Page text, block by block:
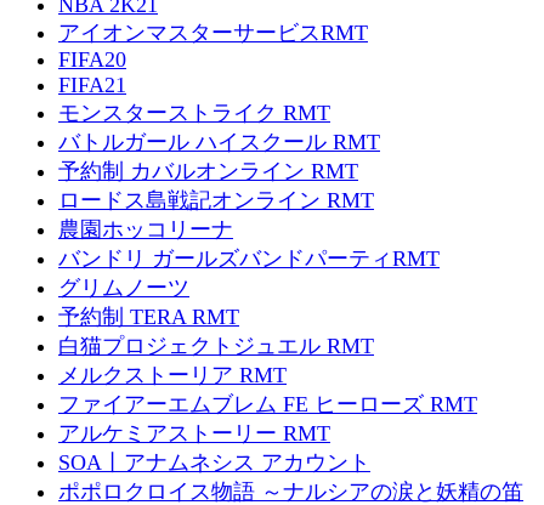
NBA 2K21
アイオンマスターサービスRMT
FIFA20
FIFA21
モンスターストライク RMT
バトルガール ハイスクール RMT
予約制 カバルオンライン RMT
ロードス島戦記オンライン RMT
農園ホッコリーナ
バンドリ ガールズバンドパーティRMT
グリムノーツ
予約制 TERA RMT
白猫プロジェクトジュエル RMT
メルクストーリア RMT
ファイアーエムブレム FE ヒーローズ RMT
アルケミアストーリー RMT
SOA丨アナムネシス アカウント
ポポロクロイス物語 ～ナルシアの涙と妖精の笛